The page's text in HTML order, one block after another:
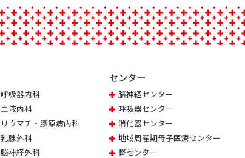
呼吸器内科
血液内科
リウマチ・膠原病内科
乳腺外科
脳神経外科
センター
脳神経センター
呼吸器センター
消化器センター
地域周産期母子医療センター
腎センター